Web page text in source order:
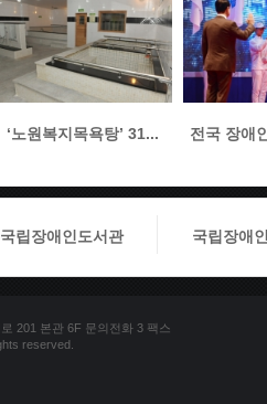
‘노원복지목욕탕’ 31... 전국 장애
국립장애인도서관 국립장애
201 본관 6F 문의전화 3 팩스
reserved.